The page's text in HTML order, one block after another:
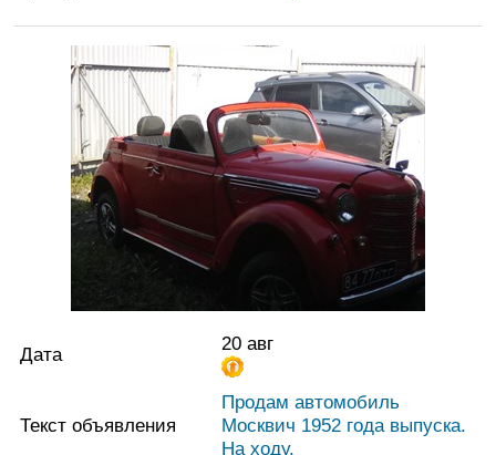
Дата 20 авг
Текст объявления
Продам автомобиль
Москвич 1952 года выпуска.
На ходу.